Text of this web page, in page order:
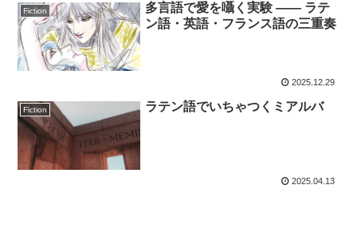
Fiction
多言語で愛を囁く実験 —— ラテ
ン語・英語・フランス語の三重奏
2025.12.29
Fiction ラテン語でいちゃつくミアルバ
2025.04.13